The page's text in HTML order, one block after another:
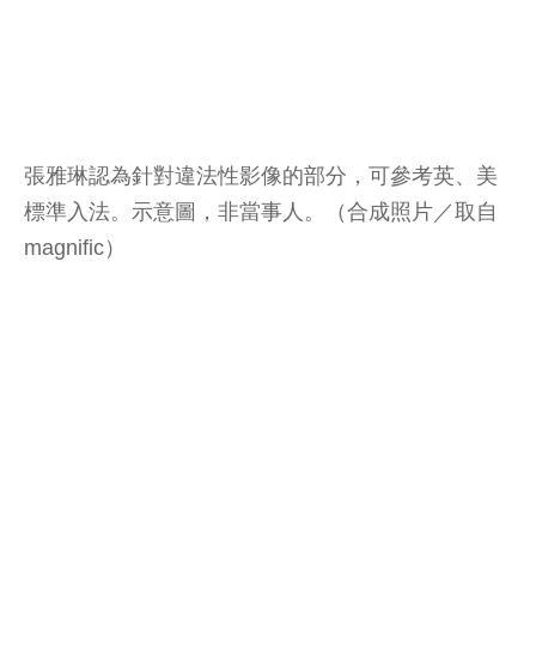
張雅琳認為針對違法性影像的部分，可參考英、美
標準入法。示意圖，非當事人。（合成照片／取自
magnific）